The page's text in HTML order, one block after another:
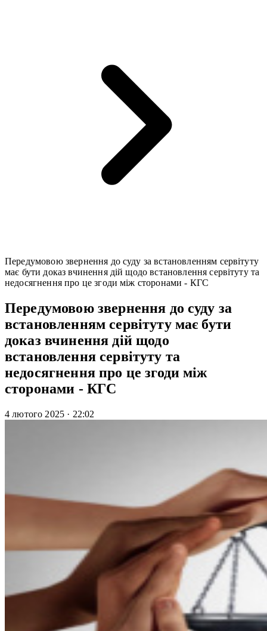
Передумовою звернення до суду за встановленням сервітуту
має бути доказ вчинення дій щодо встановлення сервітуту та
недосягнення про це згоди між сторонами - КГС
Передумовою звернення до суду за
встановленням сервітуту має бути
доказ вчинення дій щодо
встановлення сервітуту та
недосягнення про це згоди між
сторонами - КГС
4 лютого 2025 · 22:02